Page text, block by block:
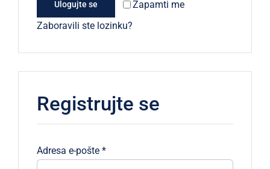
Zapamti me
Ulogujte se
Zaboravili ste lozinku?
Registrujte se
Adresa e-pošte *Obavezno